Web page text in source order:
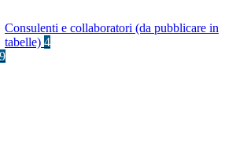
Consulenti e collaboratori (da pubblicare in
tabelle) 4